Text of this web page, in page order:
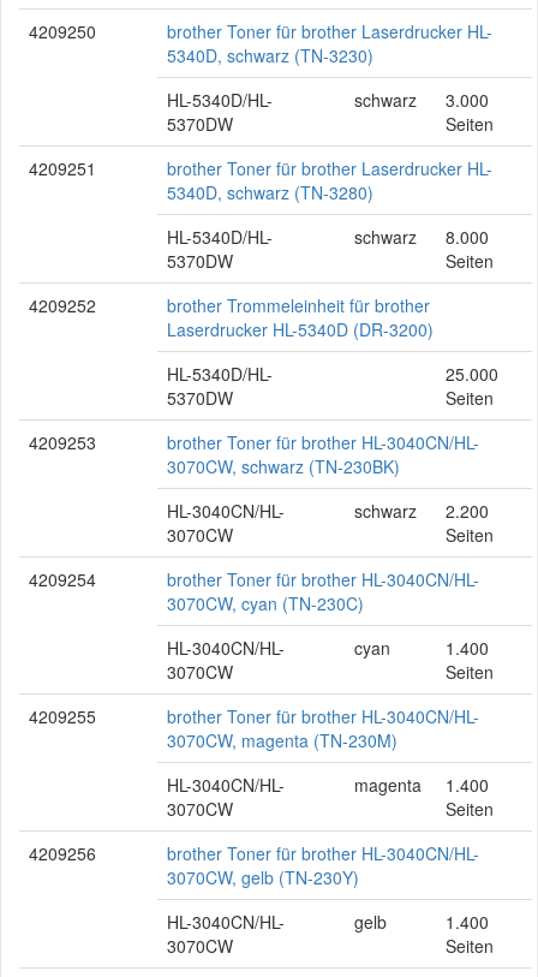
4209250
brother Toner für brother Laserdrucker HL-
5340D, schwarz (TN-3230)
HL-5340D/HL-
5370DW
schwarz
3.000
Seiten
4209251
brother Toner für brother Laserdrucker HL-
5340D, schwarz (TN-3280)
HL-5340D/HL-
5370DW
schwarz
8.000
Seiten
4209252
brother Trommeleinheit für brother
Laserdrucker HL-5340D (DR-3200)
HL-5340D/HL-
5370DW
25.000
Seiten
4209253
brother Toner für brother HL-3040CN/HL-
3070CW, schwarz (TN-230BK)
HL-3040CN/HL-
3070CW
schwarz
2.200
Seiten
4209254
brother Toner für brother HL-3040CN/HL-
3070CW, cyan (TN-230C)
HL-3040CN/HL-
3070CW
cyan
1.400
Seiten
4209255
brother Toner für brother HL-3040CN/HL-
3070CW, magenta (TN-230M)
HL-3040CN/HL-
3070CW
magenta
1.400
Seiten
4209256
brother Toner für brother HL-3040CN/HL-
3070CW, gelb (TN-230Y)
HL-3040CN/HL-
3070CW
gelb
1.400
Seiten